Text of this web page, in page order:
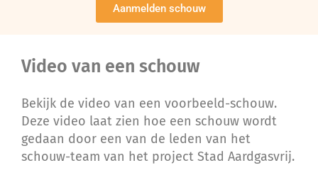
Aanmelden schouw
Video van een schouw
Bekijk de video van een voorbeeld-schouw.
Deze video laat zien hoe een schouw wordt
gedaan door een van de leden van het
schouw-team van het project Stad Aardgasvrij.